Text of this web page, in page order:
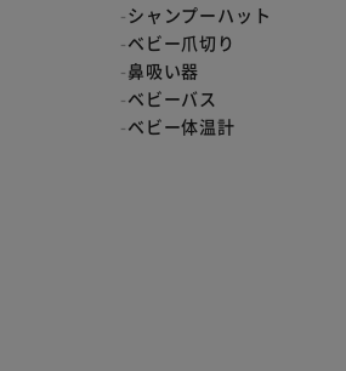
シャンプーハット
ベビー爪切り
鼻吸い器
ベビーバス
ベビー体温計